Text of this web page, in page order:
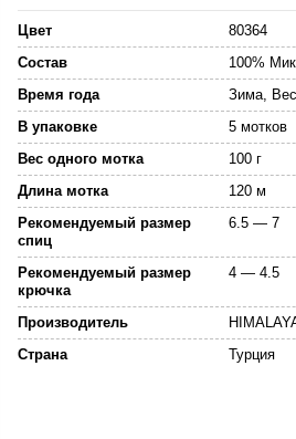
Цвет
80364
Состав
100%
Время года
Зима,
В упаковке
5 мотков
Вес одного мотка
100 г
Длина мотка
120 м
Рекомендуемый размер
спиц
6.5 — 7
Рекомендуемый размер
крючка
4 — 4.5
Производитель
Страна
Турция